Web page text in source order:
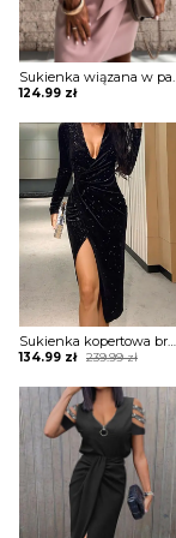
Sukienka
124.99 zł
Sukienka kopertowa brokatowa z drapowaniem
239.99zł
Original
was:
239.99 zł.
134.99 zł
Current
is:
134.99 zł.